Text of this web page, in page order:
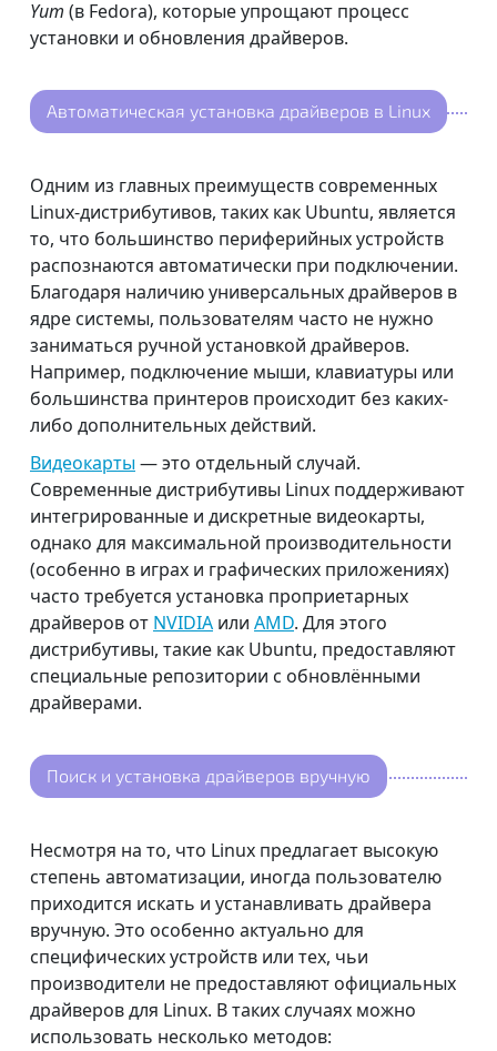
Yum (в Fedora), которые упрощают процесс
установки и обновления драйверов.
Автоматическая установка драйверов в Linux
Одним из главных преимуществ современных
Linux-дистрибутивов, таких как Ubuntu, является
то, что большинство периферийных устройств
распознаются автоматически при подключении.
Благодаря наличию универсальных драйверов в
ядре системы, пользователям часто не нужно
заниматься ручной установкой драйверов.
Например, подключение мыши, клавиатуры или
большинства принтеров происходит без каких-
либо дополнительных действий.
Видеокарты— это отдельный случай.
Современные дистрибутивы Linux поддерживают
интегрированные и дискретные видеокарты,
однако для максимальной производительности
(особенно в играх и графических приложениях)
часто требуется установка проприетарных
драйверов от NVIDIA или AMD. Для этого
дистрибутивы, такие как Ubuntu, предоставляют
специальные репозитории с обновлёнными
драйверами.
Поиск и установка драйверов вручную
Несмотря на то, что Linux предлагает высокую
степень автоматизации, иногда пользователю
приходится искать и устанавливать драйвера
вручную. Это особенно актуально для
специфических устройств или тех, чьи
производители не предоставляют официальных
драйверов для Linux. В таких случаях можно
использовать несколько методов: